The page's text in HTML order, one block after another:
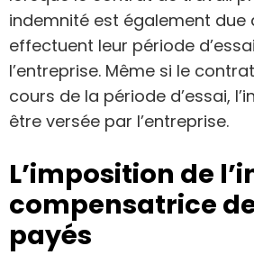
indemnité est également due
effectuent leur période
l’entreprise. Même si le
cours de la période d’essai,
être versée par l’entreprise.
L’imposition de
compensatrice
payés